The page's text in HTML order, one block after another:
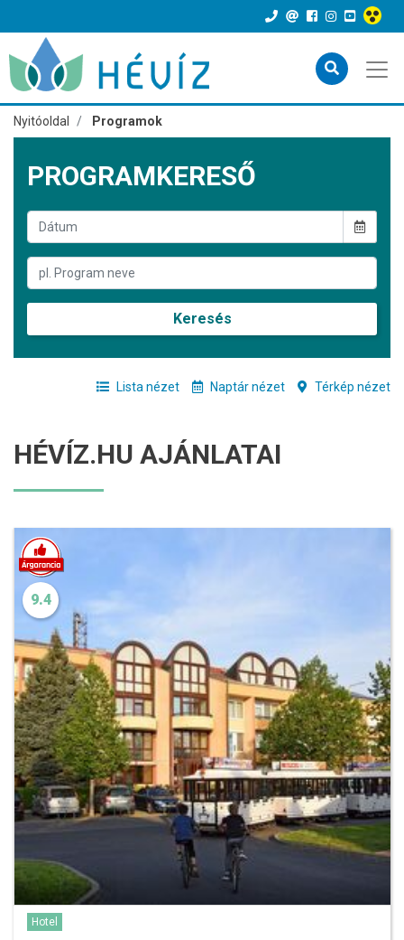
Nyitóoldal Programok
PROGRAMKERESŐ
Keresés
Lista nézet Naptár nézet Térkép nézet
HÉVÍZ.HU AJÁNLATAI
9.4
Hotel